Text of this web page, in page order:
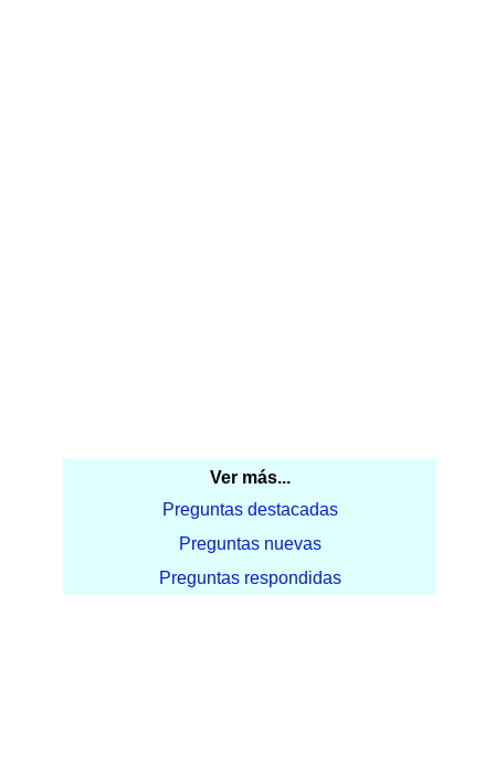
Ver más...
Preguntas destacadas
Preguntas nuevas
Preguntas respondidas